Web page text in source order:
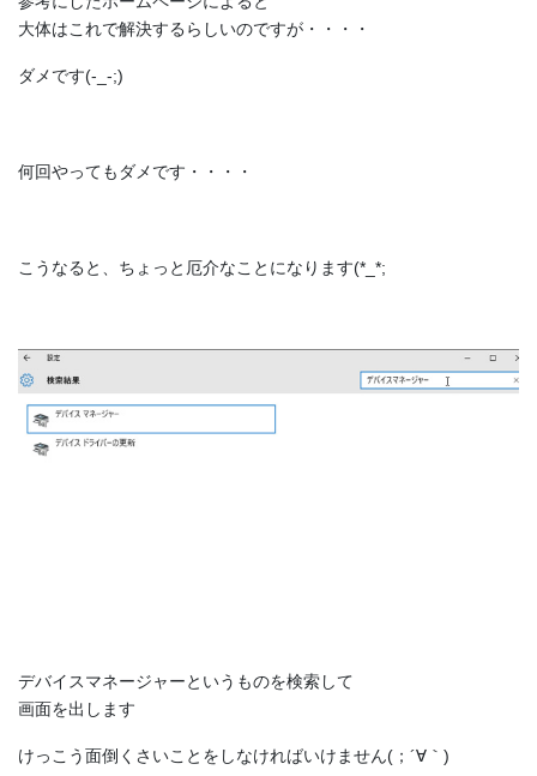
大体はこれで解決するらしいのですが・・・・
ダメです(-_-;)
何回やってもダメです・・・・
こうなると、ちょっと厄介なことになります(*_*;
デバイスマネージャーというものを検索して
画面を出します
けっこう面倒くさいことをしなければいけません(；´∀｀)